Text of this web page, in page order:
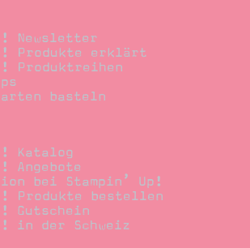
Newsletter
Produkte erklärt
Produktreihen
basteln
Katalog
Angebote
bei Stampin’ Up!
Produkte bestellen
Gutschein
in der Schweiz